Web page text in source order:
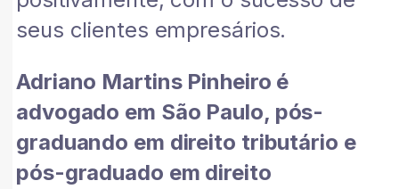
seus clientes empresários.
Adriano Martins Pinheiro é
advogado em São Paulo, pós-
graduando em direito tributário e
pós-graduado em direito